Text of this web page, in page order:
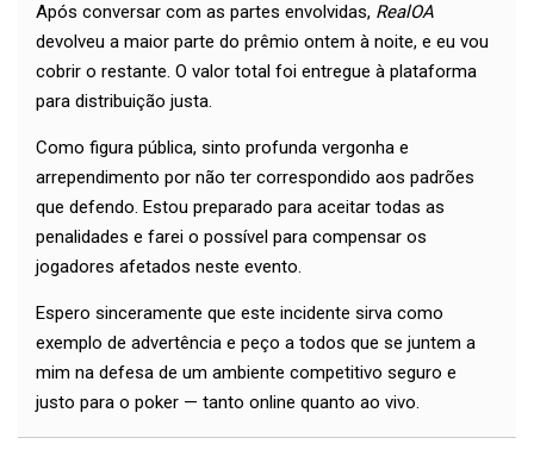
Após conversar com as partes envolvidas, RealOA
devolveu a maior parte do prêmio ontem à noite, e eu vou
cobrir o restante. O valor total foi entregue à plataforma
para distribuição justa.
Como figura pública, sinto profunda vergonha e
arrependimento por não ter correspondido aos padrões
que defendo. Estou preparado para aceitar todas as
penalidades e farei o possível para compensar os
jogadores afetados neste evento.
Espero sinceramente que este incidente sirva como
exemplo de advertência e peço a todos que se juntem a
mim na defesa de um ambiente competitivo seguro e
justo para o poker — tanto online quanto ao vivo.